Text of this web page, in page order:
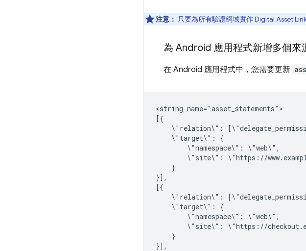
注意： 只要為所有驗證網域實作 Digital Asset
為 Android 應用程式新增多個來
在 Android 應用程式中，您需要更新
<string name="asset_statements">
\"relation\":
\"target\":
\"namespace\":
\"site\":
}
}],
\"relation\":
\"target\":
\"namespace\":
\"site\":
}
}],